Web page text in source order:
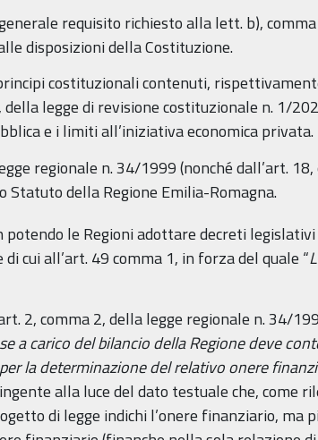
requisito richiesto alla lett. b),
disposizioni della Costituzione.
costituzionali contenuti,
legge di revisione costituzionale n. 1/
e i limiti all’iniziativa economica privata.
regionale n. 34/1999 (nonché dall’art.
della Regione Emilia-Romagna.
le Regioni adottare decreti
cui all’art. 49 comma 1, in forza del quale “
2, comma 2, della legge regionale n. 34/
a carico del bilancio della Regione deve
la determinazione del relativo onere
alla luce del dato testuale che, come
di legge indichi l’onere finanziario, ma